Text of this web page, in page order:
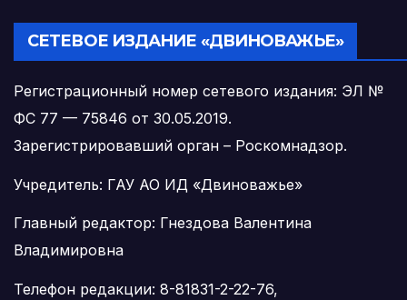
СЕТЕВОЕ ИЗДАНИЕ «ДВИНОВАЖЬЕ»
Регистрационный номер сетевого издания: ЭЛ №
ФС 77 — 75846 от 30.05.2019.
Зарегистрировавший орган – Роскомнадзор.
Учредитель: ГАУ АО ИД «Двиноважье»
Главный редактор: Гнездова Валентина
Владимировна
Телефон редакции: 8-81831-2-22-76,